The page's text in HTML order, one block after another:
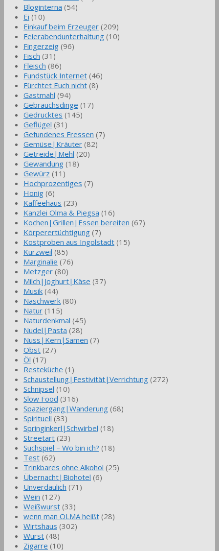
Bloginterna (54)
Ei (10)
Einkauf beim Erzeuger (209)
Feierabendunterhaltung (10)
Fingerzeig (96)
Fisch (31)
Fleisch (86)
Fundstück Internet (46)
Fürchtet Euch nicht (8)
Gastmahl (94)
Gebrauchsdinge (17)
Gedrucktes (145)
Geflügel (31)
Gefundenes Fressen (7)
Gemüse|Kräuter (82)
Getreide|Mehl (20)
Gewandung (18)
Gewürz (11)
Hochprozentiges (7)
Honig (6)
Kaffeehaus (23)
Kanzlei Olma & Piegsa (16)
Kochen|Grillen|Essen bereiten (67)
Körperertüchtigung (7)
Kostproben aus Ingolstadt (15)
Kurzweil (85)
Marginalie (76)
Metzger (80)
Milch|Joghurt|Käse (37)
Musik (44)
Naschwerk (80)
Natur (115)
Naturdenkmal (45)
Nudel|Pasta (28)
Nuss|Kern|Samen (7)
Obst (27)
Öl (17)
Resteküche (1)
Schaustellung|Festivität|Verrichtung (272)
Schnipsel (10)
Slow Food (316)
Spaziergang|Wanderung (68)
Spirituell (33)
Springinkerl|Schwirbel (18)
Streetart (23)
Suchspiel – Wo bin ich? (18)
Test (62)
Trinkbares ohne Alkohol (25)
Übernacht|Biohotel (6)
Unverdaulich (71)
Wein (127)
Weißwurst (33)
wenn man OLMA heißt (28)
Wirtshaus (302)
Wurst (48)
Zigarre (10)